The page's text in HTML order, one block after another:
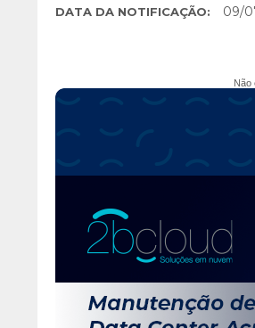
DATA DA NOTIFICAÇÃO: 09/
Não